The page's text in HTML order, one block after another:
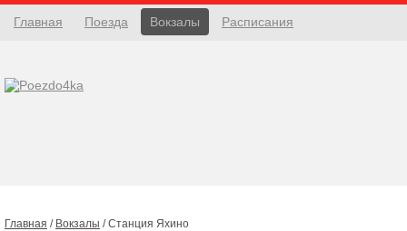
Главная Поезда Вокзалы Расписания
Главная / Вокзалы /Станция Яхино